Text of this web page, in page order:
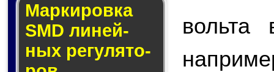
Маркировка
SMD ли­ней­
ных ре­гу­ля­то­
вольта